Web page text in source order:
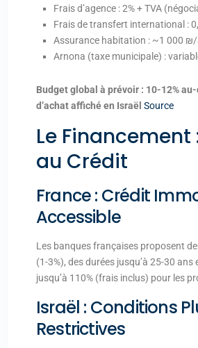
Frais d’agence : 2% + TVA
Frais de transfert international :
Assurance habitation : ~1 000
Arnona (taxe municipale) :
Budget global à prévoir : 10-12%
d’achat affiché en Israël Source
Le Financement
au Crédit
France : Crédit
Accessible
Les banques françaises proposent
(1-3%), des durées jusqu’à 25-30
jusqu’à 110% (frais inclus) pour les
Israël : Conditions
Restrictives